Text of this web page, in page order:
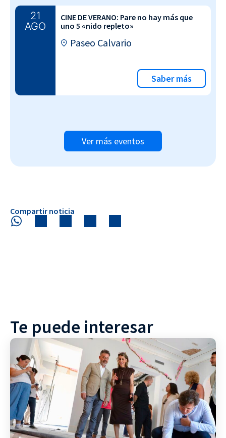
21
AGO
CINE DE VERANO: Pare no hay más que
uno 5 «nido repleto»
Paseo Calvario
Saber más
Ver más eventos
Compartir noticia
Te puede interesar